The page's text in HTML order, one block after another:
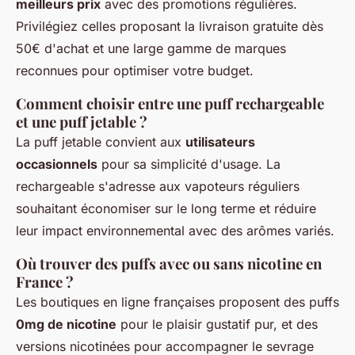
meilleurs prix avec des promotions régulières.
Privilégiez celles proposant la livraison gratuite dès
50€ d'achat et une large gamme de marques
reconnues pour optimiser votre budget.
Comment choisir entre une puff rechargeable
et une puff jetable ?
La puff jetable convient aux utilisateurs
occasionnels pour sa simplicité d'usage. La
rechargeable s'adresse aux vapoteurs réguliers
souhaitant économiser sur le long terme et réduire
leur impact environnemental avec des arômes variés.
Où trouver des puffs avec ou sans nicotine en
France ?
Les boutiques en ligne françaises proposent des puffs
0mg de nicotine pour le plaisir gustatif pur, et des
versions nicotinées pour accompagner le sevrage